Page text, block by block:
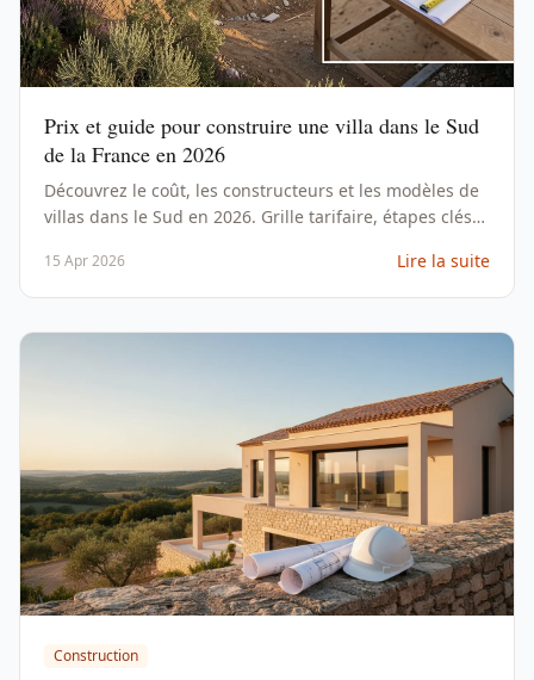
Prix et guide pour construire une villa dans le Sud
de la France en 2026
Découvrez le coût, les constructeurs et les modèles de
villas dans le Sud en 2026. Grille tarifaire, étapes clés
15 Apr 2026 Lire la suite
Construction